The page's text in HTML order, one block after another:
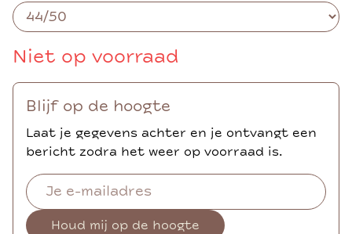
Niet op voorraad
Blijf op de hoogte
Laat je gegevens achter en je ontvangt een
bericht zodra het weer op voorraad is.
Houd mij op de hoogte